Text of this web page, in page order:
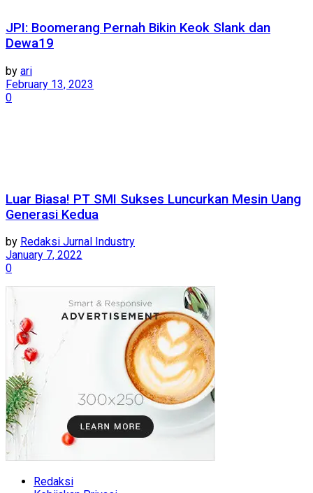
JPI: Boomerang Pernah Bikin Keok Slank dan
Dewa19
by ari
February 13, 2023
0
Luar Biasa! PT SMI Sukses Luncurkan Mesin Uang
Generasi Kedua
by Redaksi Jurnal Industry
January 7, 2022
0
Redaksi